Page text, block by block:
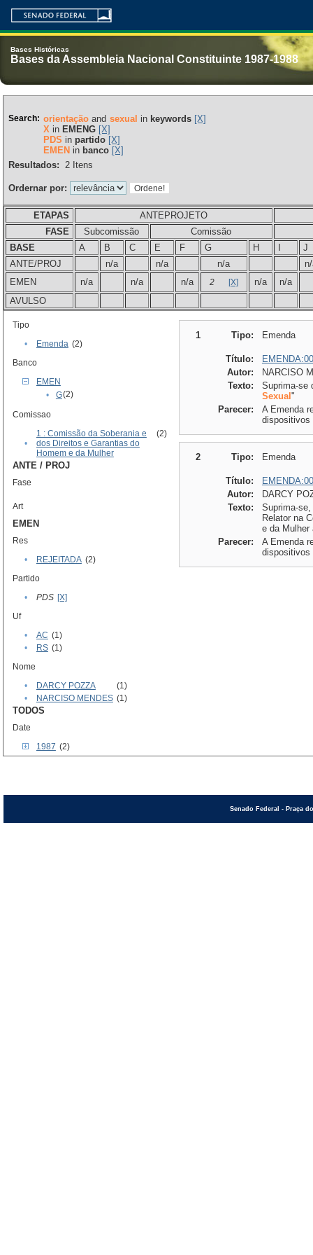
Bases Históricas
Bases da Assembleia Nacional Constituinte 1987-1988
Search: orientaçãoand sexual in keywords [X]
Xin EMENG [X]
PDS in partido [X]
EMEN in banco [X]
Resultados: 2Itens
Ordernar por:
ETAPAS
ANTEPROJETO
FASE
Subcomissão
Comissão
BASE
A B C E F G H
J
ANTE/PROJ
n/a n/a n/a
EMEN
n/a n/a n/a 2 [X] n/a
n/a
AVULSO
Tipo
•
Emenda (2)
Banco
EMEN
•
G(2)
Comissao
•
1 : Comissão da Soberania e
dos Direitos e Garantias do
Homem e da Mulher
(2)
ANTE / PROJ
Fase
Art
EMEN
Res
•
REJEITADA (2)
Partido
•
PDS [X]
Uf
•
AC (1)
•
RS (1)
Nome
•
DARCY POZZA
(1)
•
NARCISO MENDES (1)
TODOS
Date
1987 (2)
1 Tipo: Emenda
Título:
Autor:
NARCISO
Texto:
Suprima-se
Sexual "
Parecer:
A Emenda
dispositivos
2 Tipo: Emenda
Título:
Autor:
DARCY
Texto:
Suprima-
Relator na
e da Mulher
Parecer:
A Emenda
dispositivos
Senado Federal - Praça